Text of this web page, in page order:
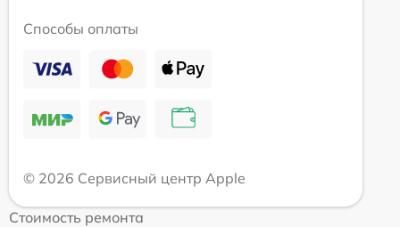
Способы оплаты
© 2026 Сервисный центр Apple
Стоимость ремонта